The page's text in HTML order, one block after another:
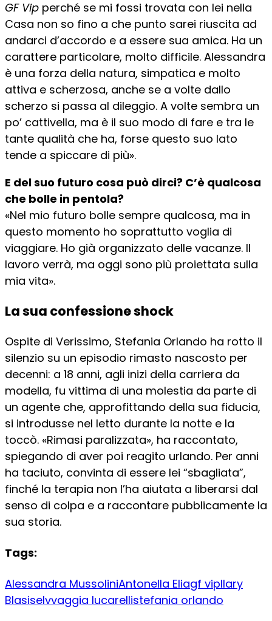
GF Vip perché se mi fossi trovata con lei nella
Casa non so fino a che punto sarei riuscita ad
andarci d’accordo e a essere sua amica. Ha un
carattere particolare, molto difficile. Alessandra
è una forza della natura, simpatica e molto
attiva e scherzosa, anche se a volte dallo
scherzo si passa al dileggio. A volte sembra un
po’ cattivella, ma è il suo modo di fare e tra le
tante qualità che ha, forse questo suo lato
tende a spiccare di più».
E del suo futuro cosa può dirci? C’è qualcosa
che bolle in pentola?
«Nel mio futuro bolle sempre qualcosa, ma in
questo momento ho soprattutto voglia di
viaggiare. Ho già organizzato delle vacanze. Il
lavoro verrà, ma oggi sono più proiettata sulla
mia vita».
La sua confessione shock
Ospite di Verissimo, Stefania Orlando ha rotto il
silenzio su un episodio rimasto nascosto per
decenni: a 18 anni, agli inizi della carriera da
modella, fu vittima di una molestia da parte di
un agente che, approfittando della sua fiducia,
si introdusse nel letto durante la notte e la
toccò. «Rimasi paralizzata», ha raccontato,
spiegando di aver poi reagito urlando. Per anni
ha taciuto, convinta di essere lei “sbagliata”,
finché la terapia non l’ha aiutata a liberarsi dal
senso di colpa e a raccontare pubblicamente la
sua storia.
Tags:
Alessandra MussoliniAntonella Eliagf vipIlary
Blasiselvvaggia lucarellistefania orlando